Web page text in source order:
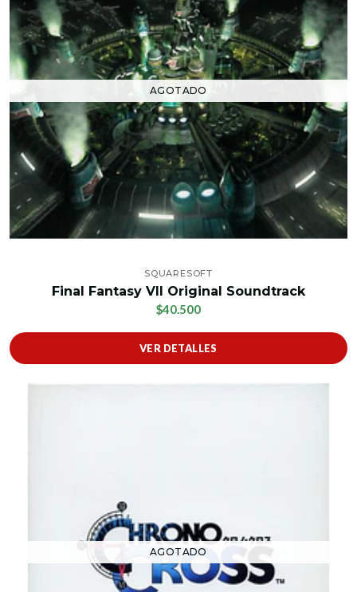
AGOTADO
SQUARESOFT
Final Fantasy VII Original Soundtrack
$40.500
VER DETALLES
AGOTADO